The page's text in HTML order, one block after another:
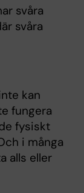
svåra
svåra
kan
fungera
fysiskt
i många
alls eller